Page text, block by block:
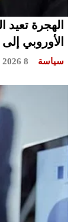
الهجرة تعيد
الأوروبي
سياسة 8 août 2026